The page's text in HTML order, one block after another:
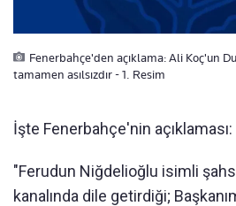
Fenerbahçe'den açıklama: Ali Koç'un
tamamen asılsızdır - 1. Resim
İşte Fenerbahçe'nin açıklaması:
"Ferudun Niğdelioğlu isimli
kanalında dile getirdiği;